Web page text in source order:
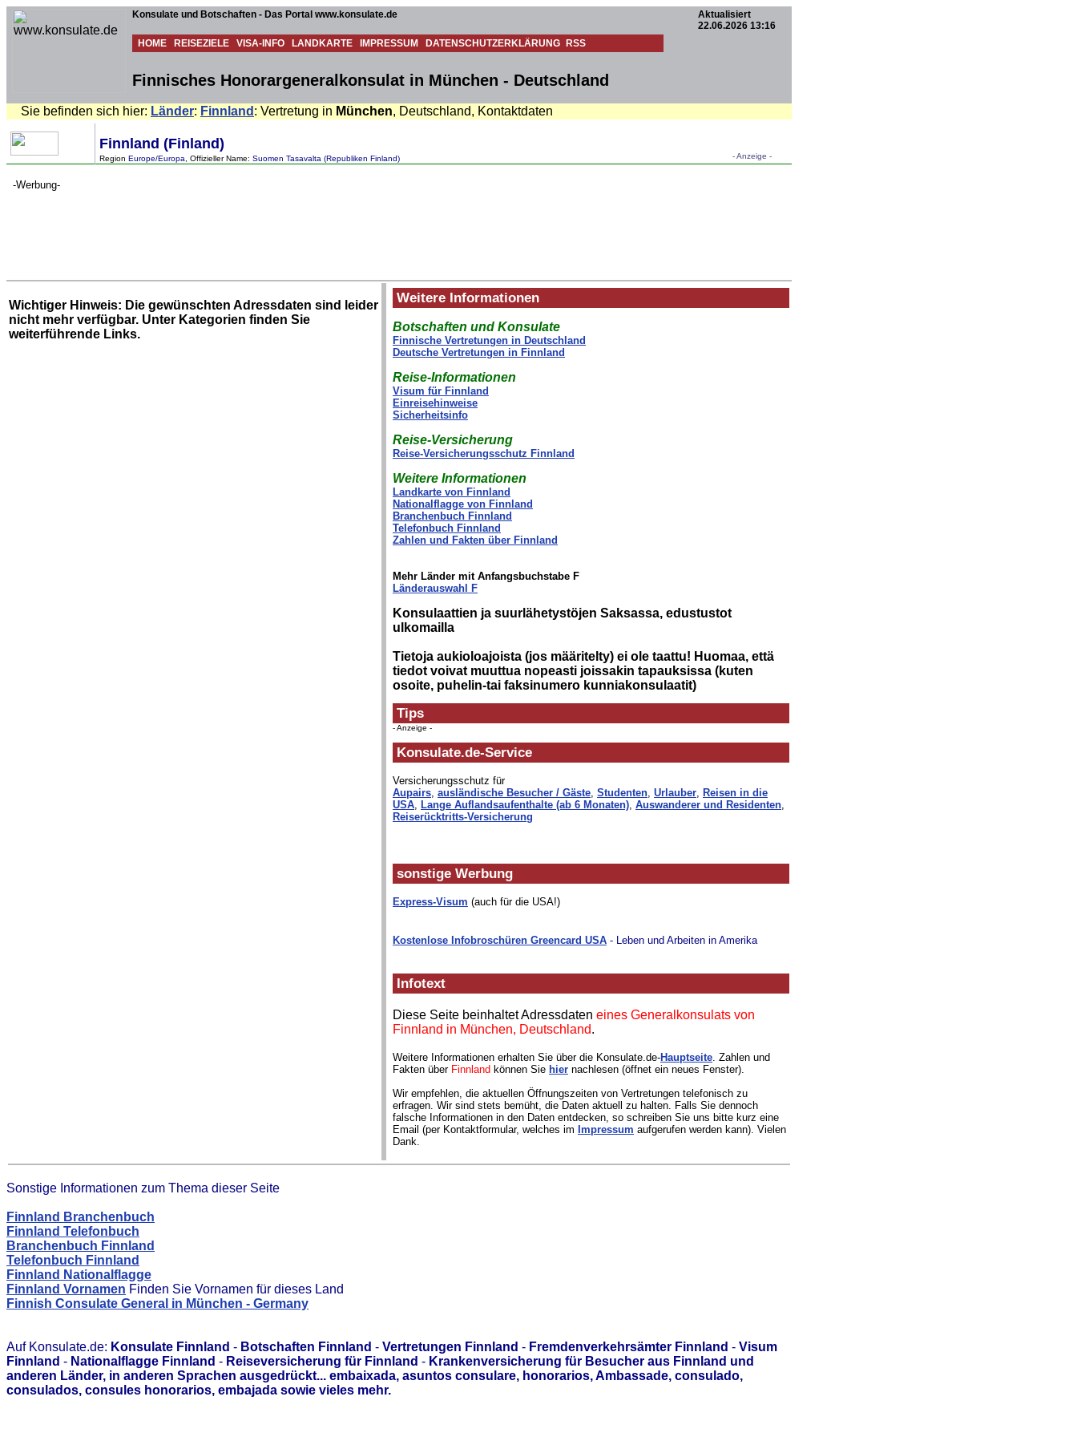
Konsulate und Botschaften - Das Portal www.konsulate.de
HOME REISEZIELE VISA-INFO LANDKARTE IMPRESSUM DATENSCHUTZERKLÄRUNG RSS
Finnisches Honorargeneralkonsulat in München - Deutschland
Aktualisiert
22.06.2026 13:16
Sie befinden sich hier: Länder: Finnland : Vertretung in München, Deutschland, Kontaktdaten
Finnland (Finland)
Region Europe/Europa , Offizieller Name: Suomen Tasavalta (Republiken Finland) - Anzeige -
-Werbung-
Wichtiger Hinweis: Die gewünschten Adressdaten sind leider
nicht mehr verfügbar. Unter Kategorien finden Sie
weiterführende Links.
Weitere Informationen
Botschaften und Konsulate
Finnische Vertretungen in Deutschland
Deutsche Vertretungen in Finnland
Reise-Informationen
Visum für Finnland
Einreisehinweise
Sicherheitsinfo
Reise-Versicherung
Reise-Versicherungsschutz Finnland
Weitere Informationen
Landkarte von Finnland
Nationalflagge von Finnland
Branchenbuch Finnland
Telefonbuch Finnland
Zahlen und Fakten über Finnland
Mehr Länder mit Anfangsbuchstabe F
Länderauswahl F
Konsulaattien ja suurlähetystöjen Saksassa, edustustot
ulkomailla
Tietoja aukioloajoista (jos määritelty) ei ole taattu! Huomaa, että
tiedot voivat muuttua nopeasti joissakin tapauksissa (kuten
osoite, puhelin-tai faksinumero kunniakonsulaatit)
Tips
- Anzeige -
Konsulate.de-Service
Versicherungsschutz für
Aupairs, ausländische Besucher / Gäste, Studenten, Urlauber, Reisen in die
USA, Lange Auflandsaufenthalte (ab 6 Monaten), Auswanderer und Residenten,
Reiserücktritts-Versicherung
sonstige Werbung
Express-Visum (auch für die USA!)
Kostenlose Infobroschüren Greencard USA - Leben und Arbeiten in Amerika
Infotext
Diese Seite beinhaltet Adressdaten eines Generalkonsulats von
Finnland in München, Deutschland.
Weitere Informationen erhalten Sie über die Konsulate.de-Hauptseite. Zahlen und
Fakten über Finnland können Sie hier nachlesen (öffnet ein neues Fenster).
Wir empfehlen, die aktuellen Öffnungszeiten von Vertretungen telefonisch zu
erfragen. Wir sind stets bemüht, die Daten aktuell zu halten. Falls Sie dennoch
falsche Informationen in den Daten entdecken, so schreiben Sie uns bitte kurz eine
Email (per Kontaktformular, welches im Impressum aufgerufen werden kann). Vielen
Dank.
Sonstige Informationen zum Thema dieser Seite
Finnland Branchenbuch
Finnland Telefonbuch
Branchenbuch Finnland
Telefonbuch Finnland
Finnland Nationalflagge
Finnland Vornamen Finden Sie Vornamen für dieses Land
Finnish Consulate General in München - Germany
Auf Konsulate.de: Konsulate Finnland - Botschaften Finnland - Vertretungen Finnland - Fremdenverkehrsämter Finnland - Visum
Finnland - Nationalflagge Finnland - Reiseversicherung für Finnland - Krankenversicherung für Besucher aus Finnland und
anderen Länder, in anderen Sprachen ausgedrückt... embaixada, asuntos consulare, honorarios, Ambassade, consulado,
consulados, consules honorarios, embajada sowie vieles mehr.